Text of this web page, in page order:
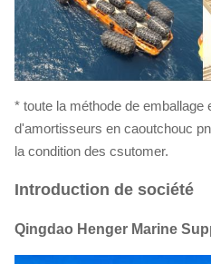
* toute la méthode de emballage
d'amortisseurs en caoutchouc
la condition des csutomer.
Introduction de société
Qingdao Henger Marine